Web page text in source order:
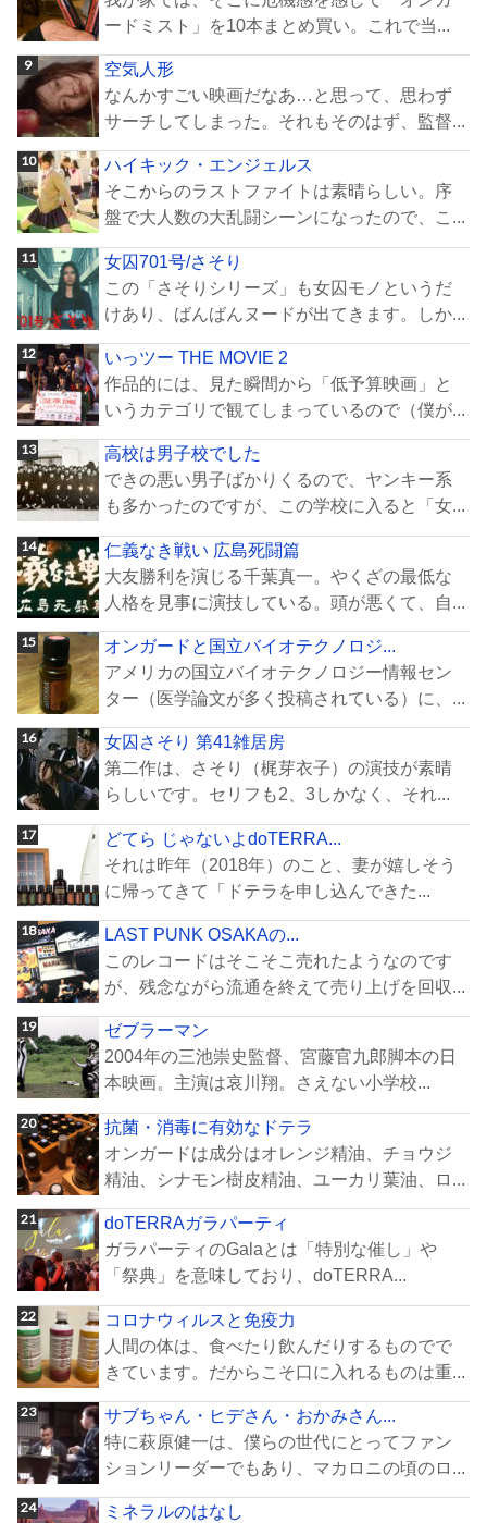
ードミスト」を10本まとめ買い。これで当...
空気人形
なんかすごい映画だなあ…と思って、思わず
サーチしてしまった。それもそのはず、監督...
ハイキック・エンジェルス
そこからのラストファイトは素晴らしい。序
盤で大人数の大乱闘シーンになったので、こ...
女囚701号/さそり
この「さそりシリーズ」も女囚モノというだ
けあり、ばんばんヌードが出てきます。しか...
いっツー THE MOVIE 2
作品的には、見た瞬間から「低予算映画」と
いうカテゴリで観てしまっているので（僕が...
高校は男子校でした
できの悪い男子ばかりくるので、ヤンキー系
も多かったのですが、この学校に入ると「女...
仁義なき戦い 広島死闘篇
大友勝利を演じる千葉真一。やくざの最低な
人格を見事に演技している。頭が悪くて、自...
オンガードと国立バイオテクノロジ...
アメリカの国立バイオテクノロジー情報セン
ター（医学論文が多く投稿されている）に、...
女囚さそり 第41雑居房
第二作は、さそり（梶芽衣子）の演技が素晴
らしいです。セリフも2、3しかなく、それ...
どてら じゃないよdoTERRA...
それは昨年（2018年）のこと、妻が嬉しそう
に帰ってきて「ドテラを申し込んできた...
LAST PUNK OSAKAの...
このレコードはそこそこ売れたようなのです
が、残念ながら流通を終えて売り上げを回収...
ゼブラーマン
2004年の三池崇史監督、宮藤官九郎脚本の日
本映画。主演は哀川翔。さえない小学校...
抗菌・消毒に有効なドテラ
オンガードは成分はオレンジ精油、チョウジ
精油、シナモン樹皮精油、ユーカリ葉油、ロ...
doTERRAガラパーティ
ガラパーティのGalaとは「特別な催し」や
「祭典」を意味しており、doTERRA...
コロナウィルスと免疫力
人間の体は、食べたり飲んだりするものでで
きています。だからこそ口に入れるものは重...
サブちゃん・ヒデさん・おかみさん...
特に萩原健一は、僕らの世代にとってファン
ションリーダーでもあり、マカロニの頃のロ...
ミネラルのはなし